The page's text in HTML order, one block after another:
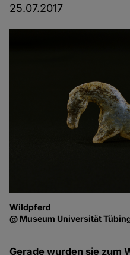
25.07.2017
Wildpferd
@ Museum Universität
Gerade wurden sie zum